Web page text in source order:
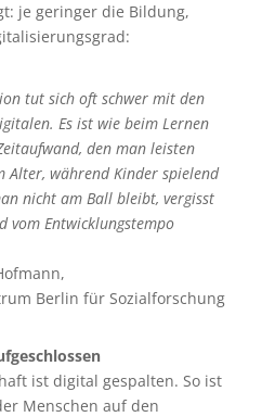
je geringer die Bildung,
tut sich oft schwer mit den
Es ist wie beim Lernen
den man leisten
Alter, während Kinder spielend
nicht am Ball bleibt, vergisst
vom Entwicklungstempo
Berlin für Sozialforschung
ist digital gespalten. So ist
Menschen auf den